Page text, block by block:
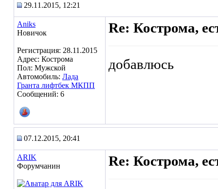
29.11.2015, 12:21
Aniks
Новичок
Регистрация: 28.11.2015
Адрес: Кострома
Пол: Мужской
Автомобиль: Лада
Гранта лифтбек МКПП
Сообщений: 6
Re: Кострома,
добавлюсь
07.12.2015, 20:41
ARIK
Форумчанин
Re: Кострома,